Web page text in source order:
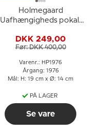
Holmegaard
Uafhængigheds pokal,
DKK 249,00
Før: DKK 400,00
Varenr.: HP1976
Årgang: 1976
Mål: H: 19 cm x Ø: 14 cm
PÅ LAGER
Se vare